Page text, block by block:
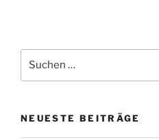
nach:
NEUESTE BEITRÄGE